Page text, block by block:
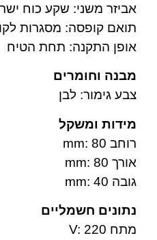
אביזר משני: שקע כוח
תואם קופסה: מסגרות
אופן התקנה: תחת הטיח
מבנה וחומרים
צבע גימור: לבן
מידות ומשקל
רוחב mm: 80
אורך mm: 80
גובה mm: 40
נתונים חשמליים
מתח V: 220